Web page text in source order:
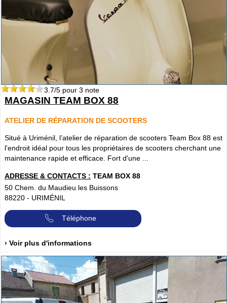
3.7/5 pour 3 note
MAGASIN TEAM BOX 88
ATELIER DE RÉPARATION DE SCOOTERS
Situé à Uriménil, l’atelier de réparation de scooters Team Box 88 est
l'endroit idéal pour tous les propriétaires de scooters cherchant une
maintenance rapide et efficace. Fort d'une ...
ADRESSE & CONTACTS : TEAM BOX 88
50 Chem. du Maudieu les Buissons
88220 - URIMÉNIL
Téléphone
› Voir plus d'informations